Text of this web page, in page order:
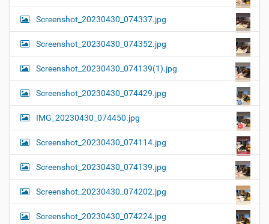
Screenshot_20230430_074337.jpg
Screenshot_20230430_074352.jpg
Screenshot_20230430_074139(1).jpg
Screenshot_20230430_074429.jpg
IMG_20230430_074450.jpg
Screenshot_20230430_074114.jpg
Screenshot_20230430_074139.jpg
Screenshot_20230430_074202.jpg
Screenshot_20230430_074224.jpg